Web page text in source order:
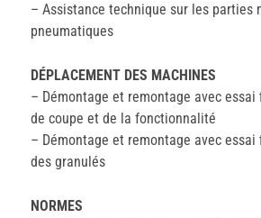
– Assistance technique sur les parties
pneumatiques
DÉPLACEMENT DES MACHINES
– Démontage et remontage avec
de coupe et de la fonctionnalité
– Démontage et remontage avec
des granulés
NORMES